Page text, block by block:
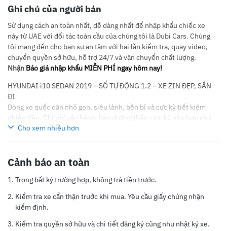
Ghi chú của người bán
Sử dụng cách an toàn nhất, dễ dàng nhất để nhập khẩu chiếc xe
này từ UAE với đối tác toàn cầu của chúng tôi là Dubi Cars. Chúng
tôi mang đến cho bạn sự an tâm với hai lần kiểm tra, quay video,
chuyển quyền sở hữu, hỗ trợ 24/7 và vận chuyển chất lượng.
Nhận Báo giá nhập khẩu MIỄN PHÍ ngay hôm nay!
HYUNDAI i10 SEDAN 2019 – SỐ TỰ ĐỘNG 1.2 – XE ZIN ĐẸP, SẴN
ĐI
Dòng xe quốc dân nhỏ gọn, siêu lành, bền bỉ và cực kỳ tiết kiệm
nhiên liệu. Chi phí vận hành, bảo dưỡng thấp, cực kỳ phù hợp cho
gia đình che mưa che nắng hoặc anh em chạy dịch vụ phố thị.
Động cơ: 1.2L tiết kiệm nhiên liệu
Tình trạng: Xe zin đẹp nguyên bản, nội ngoại thất sạch sẽ, chủ
giữ gìn kỹ, mua về chỉ việc đổ xăng là chạy.
📌 Trang bị tiện ích đầy đủ:
Chìa khóa thông minh, đề nổ Start/Stop hiện đại.
Màn hình giải trí tích hợp camera lùi sắc nét + cảm biến lùi an
Cho xem nhiều hơn
Cảnh báo an toàn
Trong bất kỳ trường hợp, không trả tiền trước.
Kiểm tra xe cẩn thận trước khi mua. Yêu cầu giấy chứng nhận
kiểm định.
Kiểm tra quyền sở hữu và chi tiết đăng ký cũng như nhật ký xe.